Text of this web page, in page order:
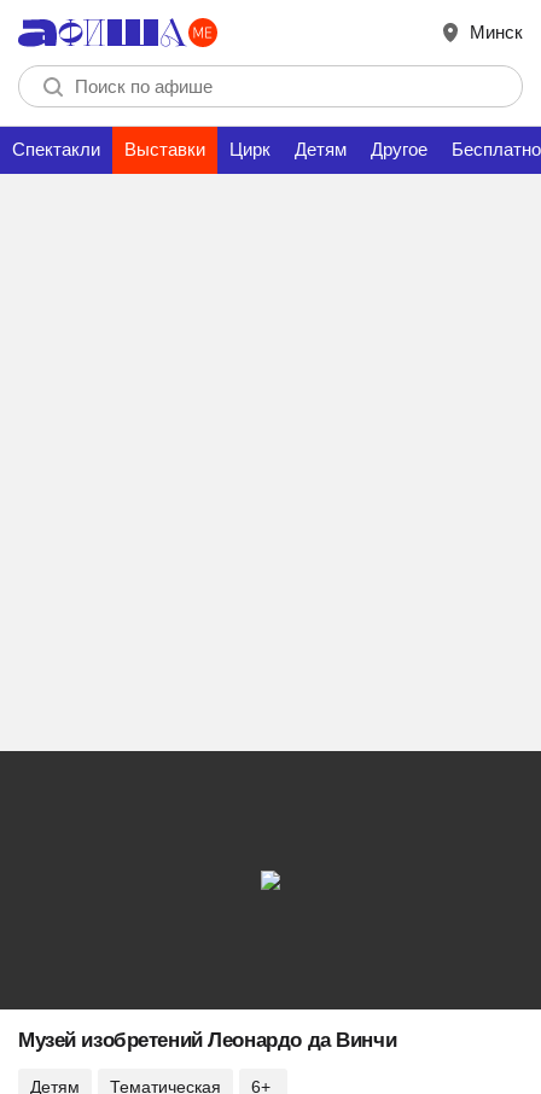
Минск
Спектакли Выставки Цирк Детям Другое Бесплатно
Музей изобретений Леонардо да Винчи
Детям Тематическая 6+